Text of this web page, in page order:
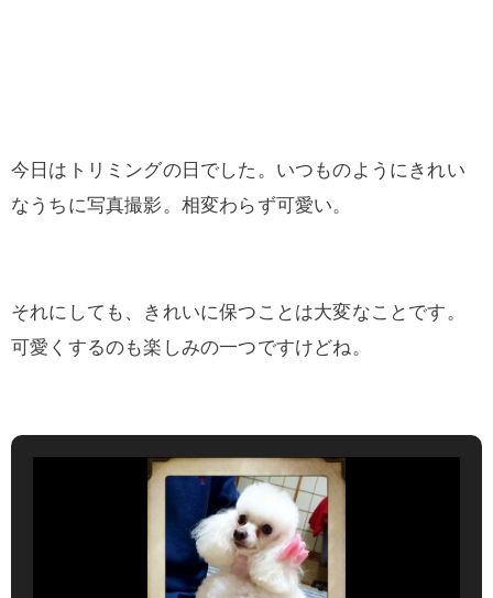
今日はトリミングの日でした。いつものようにきれい
なうちに写真撮影。相変わらず可愛い。
それにしても、きれいに保つことは大変なことです。
可愛くするのも楽しみの一つですけどね。